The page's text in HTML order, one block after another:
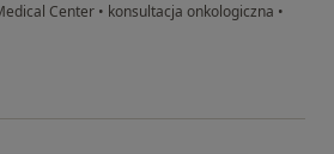
Center • konsultacja onkologiczna •